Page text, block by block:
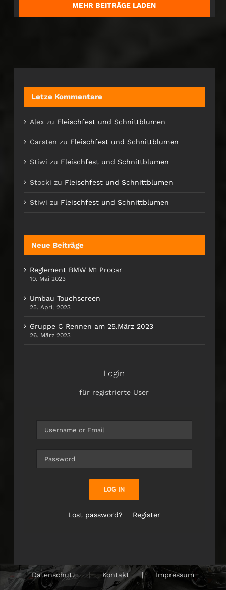
MEHR BEITRÄGE LADEN
Letze Kommentare
Alex zu Fleischfest und Schnittblumen
Carsten zu Fleischfest und Schnittblumen
Stiwi zu Fleischfest und Schnittblumen
Stocki zu Fleischfest und Schnittblumen
Stiwi zu Fleischfest und Schnittblumen
Neue Beiträge
Reglement BMW M1 Procar
10. Mai 2023
Umbau Touchscreen
25. April 2023
Gruppe C Rennen am 25.März 2023
26. März 2023
Login
für registrierte User
LOG IN
Lost password? Register
Datenschutz Kontakt Impressum